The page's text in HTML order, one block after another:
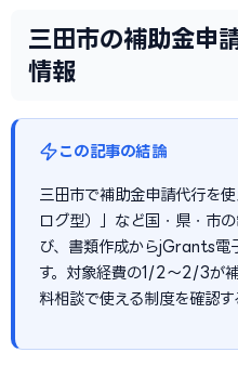
三田市の補助金申
情報
この記事の結論
三田市で補助金申請代行を
ログ型）」など国・県・市
び、書類作成からjGrants電
す。対象経費の1/2〜2/3が
料相談で使える制度を確認す